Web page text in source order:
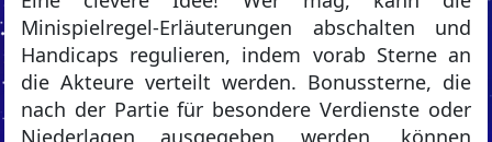
Minispielregel-Erläuterungen abschalten und
Handicaps regulieren, indem vorab Sterne an
die Akteure verteilt werden. Bonussterne, die
nach der Partie für besondere Verdienste oder
Niederlagen ausgegeben werden, können